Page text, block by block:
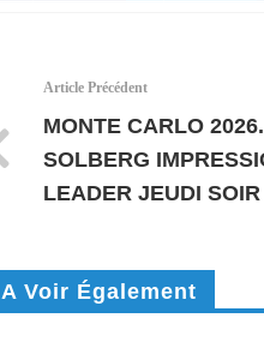
Article Précédent
MONTE CARLO
SOLBERG
LEADER JEUDI
A Voir Également